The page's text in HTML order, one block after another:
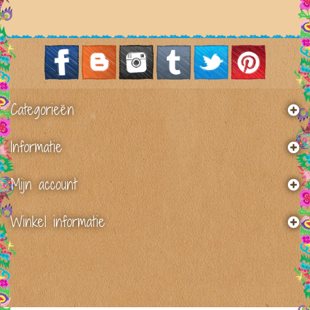
Categorieën
Informatie
Mijn account
Winkel informatie